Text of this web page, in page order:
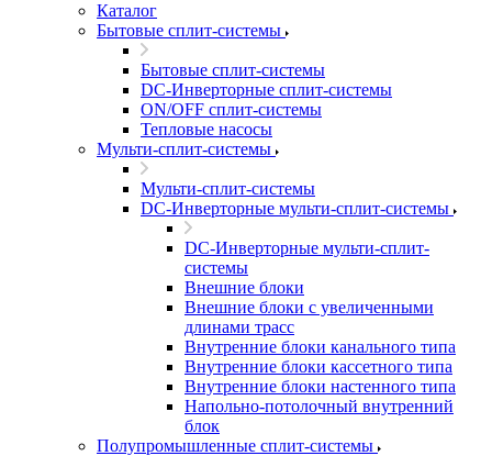
Каталог
Бытовые сплит-системы
Бытовые сплит-системы
DC-Инверторные сплит-системы
ON/OFF сплит-системы
Тепловые насосы
Мульти-сплит-системы
Мульти-сплит-системы
DC-Инверторные мульти-сплит-системы
DC-Инверторные мульти-сплит-
системы
Внешние блоки
Внешние блоки с увеличенными
длинами трасс
Внутренние блоки канального типа
Внутренние блоки кассетного типа
Внутренние блоки настенного типа
Напольно-потолочный внутренний
блок
Полупромышленные сплит-системы